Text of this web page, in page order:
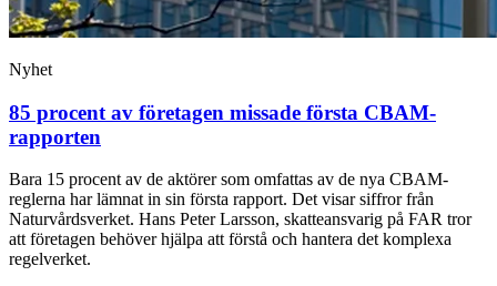
Nyhet
85 procent av företagen missade första CBAM-
rapporten
Bara 15 procent av de aktörer som omfattas av de nya CBAM-
reglerna har lämnat in sin första rapport. Det visar siffror från
Naturvårdsverket. Hans Peter Larsson, skatteansvarig på FAR tror
att företagen behöver hjälpa att förstå och hantera det komplexa
regelverket.